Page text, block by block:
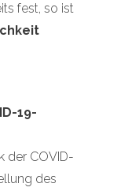
fest, so ist
19-
der COVID-
des